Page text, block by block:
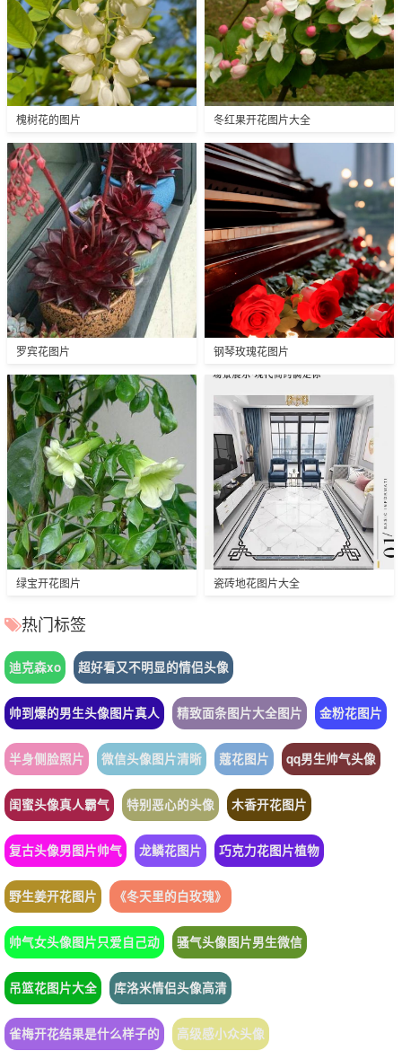
槐树花的图片 冬红果开花图片大全
罗宾花图片 钢琴玫瑰花图片
绿宝开花图片 瓷砖地花图片大全
热门标签
迪克森xo 超好看又不明显的情侣头像
帅到爆的男生头像图片真人 精致面条图片大全图片 金粉花图片
半身侧脸照片 微信头像图片清晰 蔻花图片 qq男生帅气头像
闺蜜头像真人霸气 特别恶心的头像 木香开花图片
复古头像男图片帅气 龙鳞花图片 巧克力花图片植物
野生姜开花图片 《冬天里的白玫瑰》
帅气女头像图片只爱自己动 骚气头像图片男生微信
吊篮花图片大全 库洛米情侣头像高清
雀梅开花结果是什么样子的 高级感小众头像